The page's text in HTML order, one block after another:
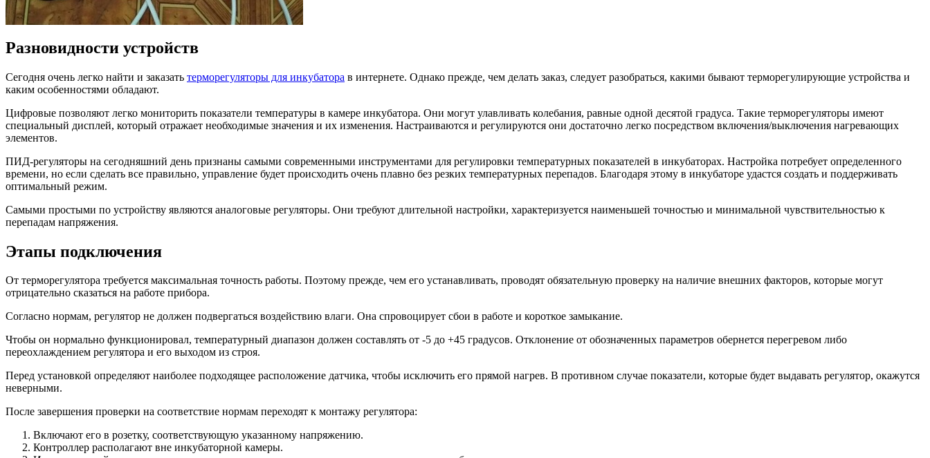
Разновидности устройств
Сегодня очень легко найти и заказать терморегуляторы для инкубатора в интернете. Однако прежде, чем делать заказ, следует разобраться, какими бывают терморегулирующие устройства и
каким особенностями обладают.
Цифровые позволяют легко мониторить показатели температуры в камере инкубатора. Они могут улавливать колебания, равные одной десятой градуса. Такие терморегуляторы имеют
специальный дисплей, который отражает необходимые значения и их изменения. Настраиваются и регулируются они достаточно легко посредством включения/выключения нагревающих
элементов.
ПИД-регуляторы на сегодняшний день признаны самыми современными инструментами для регулировки температурных показателей в инкубаторах. Настройка потребует определенного
времени, но если сделать все правильно, управление будет происходить очень плавно без резких температурных перепадов. Благодаря этому в инкубаторе удастся создать и поддерживать
оптимальный режим.
Самыми простыми по устройству являются аналоговые регуляторы. Они требуют длительной настройки, характеризуется наименьшей точностью и минимальной чувствительностью к
перепадам напряжения.
Этапы подключения
От терморегулятора требуется максимальная точность работы. Поэтому прежде, чем его устанавливать, проводят обязательную проверку на наличие внешних факторов, которые могут
отрицательно сказаться на работе прибора.
Согласно нормам, регулятор не должен подвергаться воздействию влаги. Она спровоцирует сбои в работе и короткое замыкание.
Чтобы он нормально функционировал, температурный диапазон должен составлять от -5 до +45 градусов. Отклонение от обозначенных параметров обернется перегревом либо
переохлаждением регулятора и его выходом из строя.
Перед установкой определяют наиболее подходящее расположение датчика, чтобы исключить его прямой нагрев. В противном случае показатели, которые будет выдавать регулятор, окажутся
неверными.
После завершения проверки на соответствие нормам переходят к монтажу регулятора:
Включают его в розетку, соответствующую указанному напряжению.
Контроллер располагают вне инкубаторной камеры.